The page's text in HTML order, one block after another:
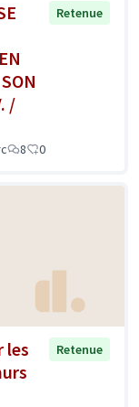
/
Retenue
8 0
les
Retenue